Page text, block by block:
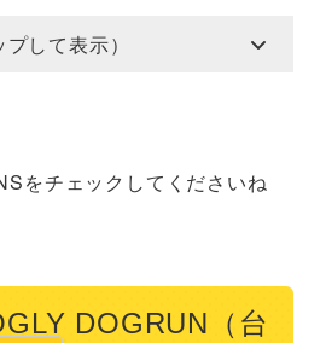
して表示）
をチェックしてくださいね
DOGRUN（台